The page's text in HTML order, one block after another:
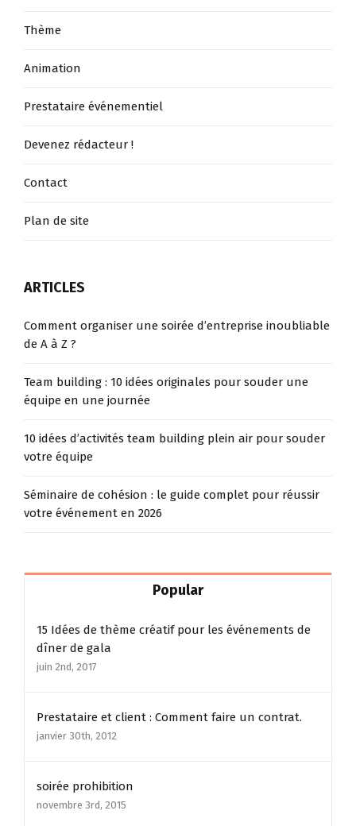
Thème
Animation
Prestataire événementiel
Devenez rédacteur !
Contact
Plan de site
ARTICLES
Comment organiser une soirée d’entreprise inoubliable
de A à Z ?
Team building : 10 idées originales pour souder une
équipe en une journée
10 idées d’activités team building plein air pour souder
votre équipe
Séminaire de cohésion : le guide complet pour réussir
votre événement en 2026
Popular
15 Idées de thème créatif pour les événements de
dîner de gala
juin 2nd, 2017
Prestataire et client : Comment faire un contrat.
janvier 30th, 2012
soirée prohibition
novembre 3rd, 2015